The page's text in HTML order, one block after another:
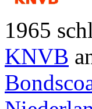
1965
KNVB